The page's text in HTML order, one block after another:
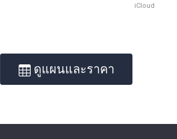
iCloud
ดูแผนและราคา